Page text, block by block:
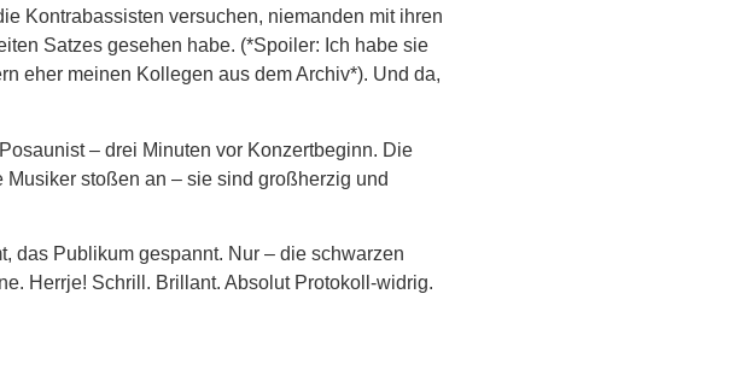
Kontrabassisten versuchen, niemanden mit ihren
Satzes gesehen habe. (*Spoiler: Ich habe sie
eher meinen Kollegen aus dem Archiv*). Und da,
– drei Minuten vor Konzertbeginn. Die
stoßen an – sie sind großherzig und
das Publikum gespannt. Nur – die schwarzen
Herrje! Schrill. Brillant. Absolut Protokoll-widrig.